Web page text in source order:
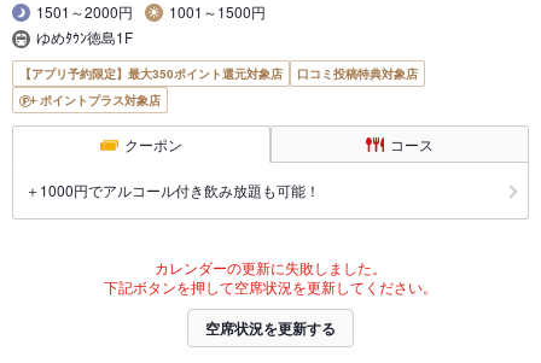
1501～2000円
1001～1500円
ゆめﾀｳﾝ徳島1F
【アプリ予約限定】最大350ポイント還元対象店
口コミ投稿特典対象店
ポイントプラス対象店
クーポン コース
＋1000円でアルコール付き飲み放題も可能！
カレンダーの更新に失敗しました。
下記ボタンを押して空席状況を更新してください。
空席状況を更新する